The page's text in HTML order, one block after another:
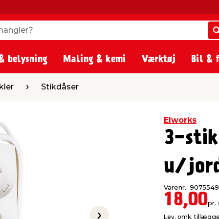
belysning Maling & kemi Værktøj Bil &
Stikdåser
Elworks
3-
u/
Varenr.: 9075549
18,00pr.
Lev. omk.